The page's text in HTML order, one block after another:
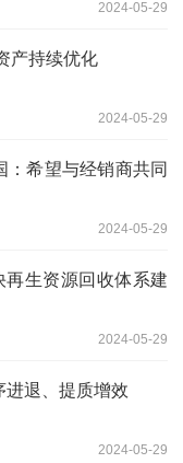
2024-05-29
产持续优化
2024-05-29
：希望与经销商共同
2024-05-29
再生资源回收体系建
2024-05-29
进退、提质增效
2024-05-29